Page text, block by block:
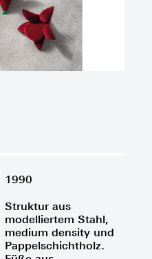
1990
Struktur aus
modelliertem Stahl,
medium density und
Pappelschichtholz.